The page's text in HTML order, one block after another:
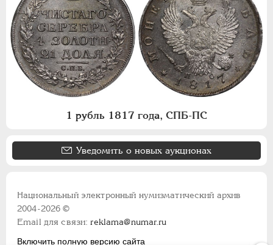
1 рубль 1817 года, СПБ-ПС
Уведомить о новых аукционах
Национальный электронный нумизматический архив
2004-2026 ©
Email для связи:reklama@numar.ru
Включить полную версию сайта